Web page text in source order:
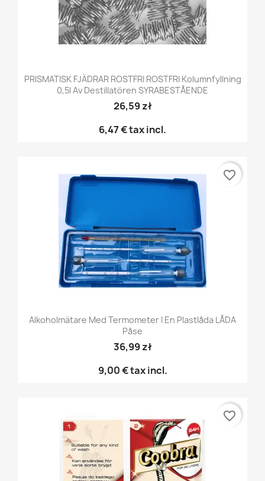
PRISMATISK FJÄDRAR ROSTFRI ROSTFRI Kolumnfyllning
0,5l Av Destillatören SYRABESTÅENDE
26,59 zł
6,47 €tax incl.
Alkoholmätare Med Termometer I En Plastlåda LÅDA
Påse
36,99 zł
9,00 €tax incl.
favorite_border
favorite_border